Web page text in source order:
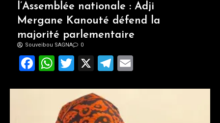
l’Assemblée nationale : Adji
Mergane Kanouté défend la
majorité parlementaire
Souveibou SAGNA 0
Facebook
WhatsApp
Twitter
X Telegram